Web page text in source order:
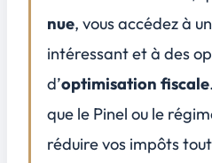
Conclusion
FAQ
nue, vous accédez à un
intéressant et à des
d’optimisation fiscale
que le Pinel ou le
réduire vos impôts